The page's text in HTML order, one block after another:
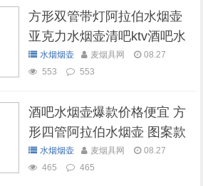
方形双管带灯阿拉伯水烟壶
亚克力水烟壶清吧ktv酒吧水
烟壶水烟烟壶 麦烟具网
08.27
553
553
酒吧水烟壶爆款价格便宜 方
形四管阿拉伯水烟壶 图案款
水烟烟壶 麦烟具网
08.27
465
465